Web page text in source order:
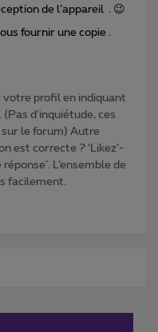
de l’appareil . 😉
fournir une copie .
profil en indiquant
d'inquiétude, ces
le forum) Autre
est correcte ? ‘Likez’-
L’ensemble de
facilement.